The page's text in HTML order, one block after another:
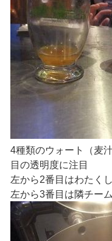
4種類のウォート（麦
目の透明度に注目
左から2番目はわたく
左から3番目は隣チー